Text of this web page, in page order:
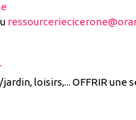
loisirs,... OFFRIR une